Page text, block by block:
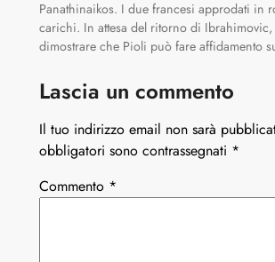
Panathinaikos. I due francesi approdati in
carichi. In attesa del ritorno di
dimostrare che Pioli può fare affidamento
Lascia un commento
Il tuo indirizzo email non sarà
obbligatori sono contrassegnati *
Commento *